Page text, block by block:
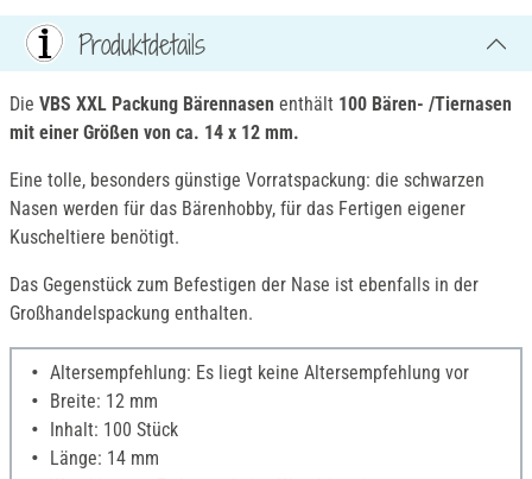
Produktdetails
Die VBS XXL Packung Bärennasen enthält 100 Bären- /Tiernasen
mit einer Größen von ca. 14 x 12 mm.
Eine tolle, besonders günstige Vorratspackung: die schwarzen
Nasen werden für das Bärenhobby, für das Fertigen eigener
Kuscheltiere benötigt.
Das Gegenstück zum Befestigen der Nase ist ebenfalls in der
Großhandelspackung enthalten.
Altersempfehlung: Es liegt keine Altersempfehlung vor
Breite: 12 mm
Inhalt: 100 Stück
Länge: 14 mm